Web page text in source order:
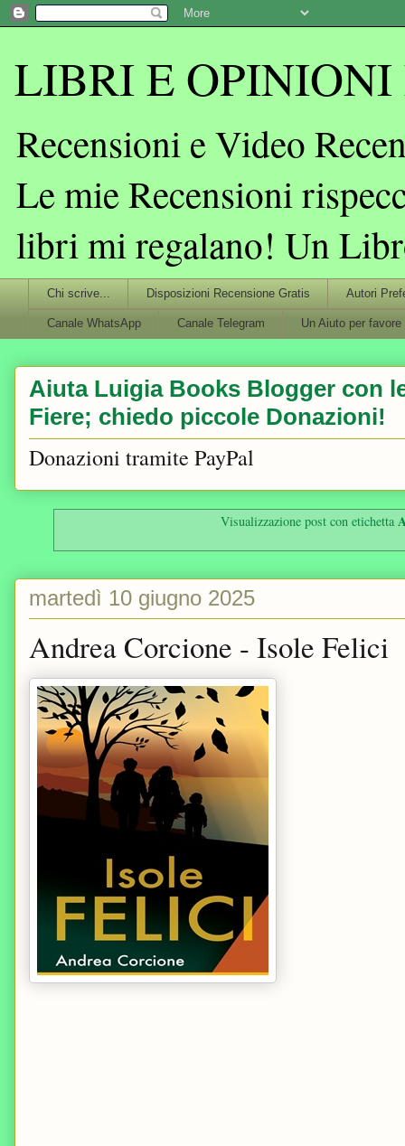
LIBRI E OPINIONI
Recensioni e Video
Le mie Recensioni
libri mi regalano! Un
Chi scrive... Disposizioni Recensione Gratis Autori
Canale WhatsApp Canale Telegram Un Aiuto per favore
Aiuta Luigia Books Blogger con
Fiere; chiedo piccole Donazioni!
Donazioni tramite PayPal
Visualizzazione post con etichetta
martedì 10 giugno 2025
Andrea Corcione - Isole Felici